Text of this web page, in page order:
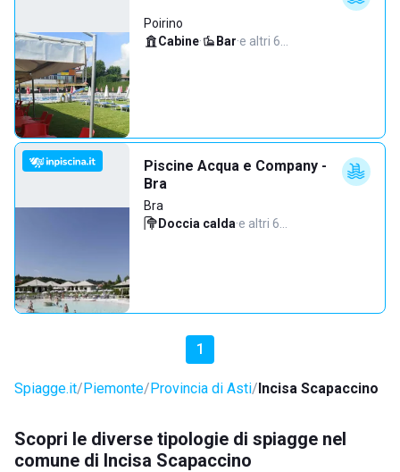
Poirino
Cabine· Bar·e altri 6…
Piscine Acqua e Company -
Bra
Bra
Doccia calda·e altri 6…
1
Spiagge.it Piemonte Provincia di Asti Incisa Scapaccino
Scopri le diverse tipologie di spiagge nel
comune di Incisa Scapaccino